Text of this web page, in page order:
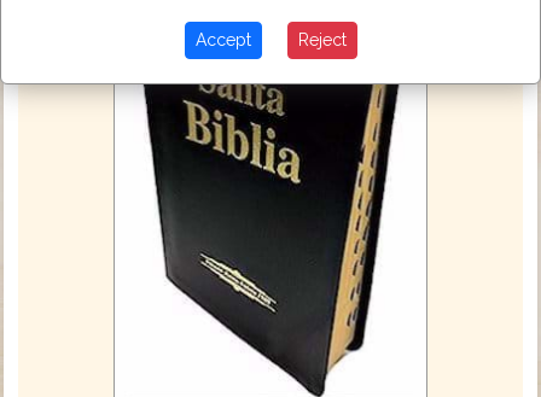
Accept Reject